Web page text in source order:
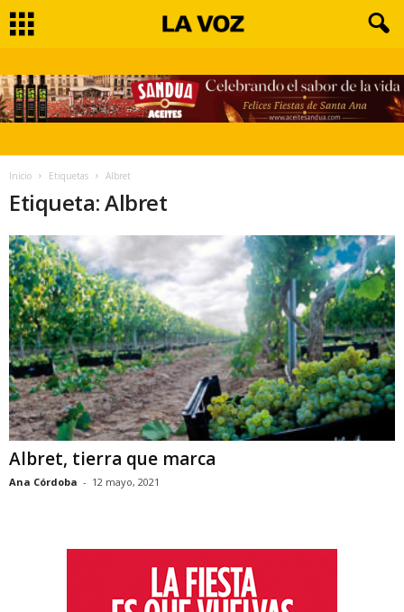
Inicio Etiquetas Albret
Etiqueta: Albret
Albret, tierra que marca
Ana Córdoba - 12 mayo, 2021